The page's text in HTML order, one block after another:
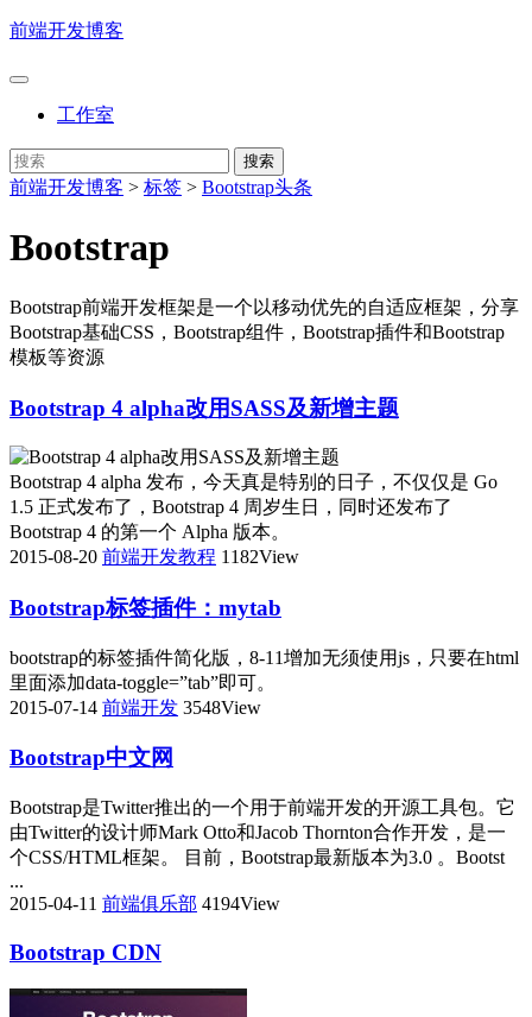
前端开发博客
工作室
前端开发博客 > 标签 > Bootstrap头条
Bootstrap
Bootstrap前端开发框架是一个以移动优先的自适应框架，分享
Bootstrap基础CSS，Bootstrap组件，Bootstrap插件和Bootstrap
模板等资源
Bootstrap 4 alpha改用SASS及新增主题
Bootstrap 4 alpha 发布，今天真是特别的日子，不仅仅是 Go
1.5 正式发布了，Bootstrap 4 周岁生日，同时还发布了
Bootstrap 4 的第一个 Alpha 版本。
2015-08-20 前端开发教程 1182View
Bootstrap标签插件：mytab
bootstrap的标签插件简化版，8-11增加无须使用js，只要在html
里面添加data-toggle=”tab”即可。
2015-07-14 前端开发 3548View
Bootstrap中文网
Bootstrap是Twitter推出的一个用于前端开发的开源工具包。它
由Twitter的设计师Mark Otto和Jacob Thornton合作开发，是一
个CSS/HTML框架。 目前，Bootstrap最新版本为3.0 。Bootst
...
2015-04-11 前端俱乐部 4194View
Bootstrap CDN